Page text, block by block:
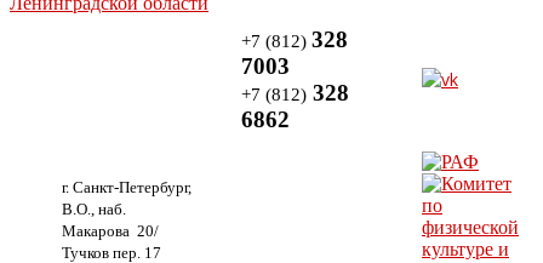
г. Санкт-Петербург,
В.О., наб.
Макарова 20/
Тучков пер. 17
+7 (812) 328
7003
+7 (812) 328
6862